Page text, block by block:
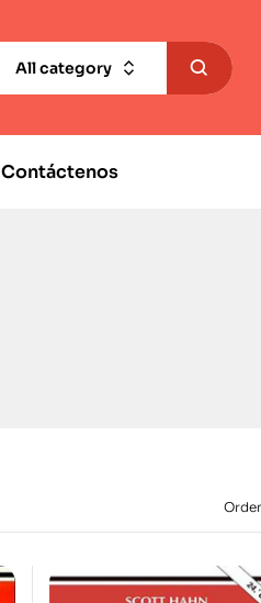
All category
Contáctenos